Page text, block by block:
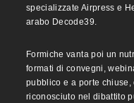
specializzate Airpress e
arabo Decode39.
Formiche vanta poi un
formati di convegni,
pubblico e a porte
riconosciuto nel dibattito